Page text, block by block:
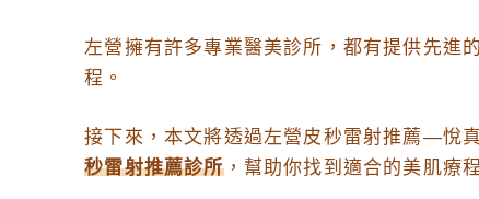
左營擁有許多專業醫美診所，都有提供先進
程。
接下來，本文將透過左營皮秒雷射推薦—悅
秒雷射推薦診所，幫助你找到適合的美肌療程